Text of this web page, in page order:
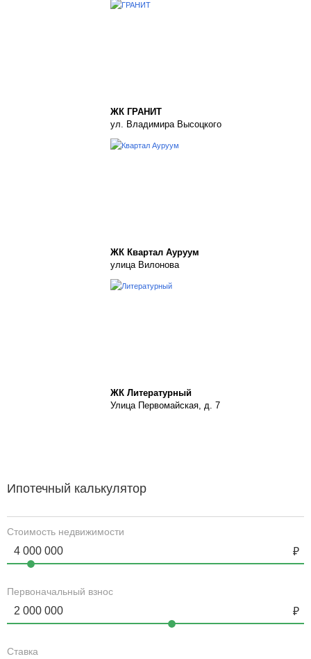
ЖК ГРАНИТ
ул. Владимира Высоцкого
ЖК Квартал Ауруум
улица Вилонова
ЖК Литературный
Улица Первомайская, д. 7
Ипотечный калькулятор
Стоимость недвижимости
Первоначальный взнос
Ставка